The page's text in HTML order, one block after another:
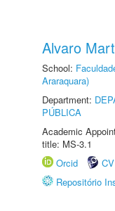
Alvaro
School:
Araraquara)
Department:
PÚBLICA
Academic
title: MS-3.1
Orcid
Repositório